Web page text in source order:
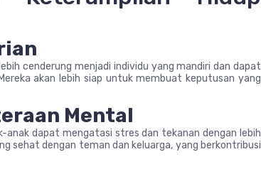
cenderung menjadi individu yang mandiri dan dapat
akan lebih siap untuk membuat keputusan yang
Mental
anak dapat mengatasi stres dan tekanan dengan lebih
sehat dengan teman dan keluarga, yang berkontribusi